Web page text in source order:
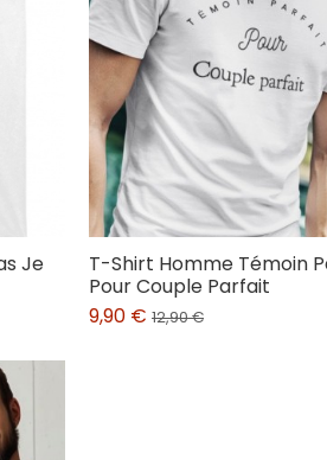
Je
T-Shirt Homme Témoin
Pour Couple Parfait
9,90 € 12,90 €